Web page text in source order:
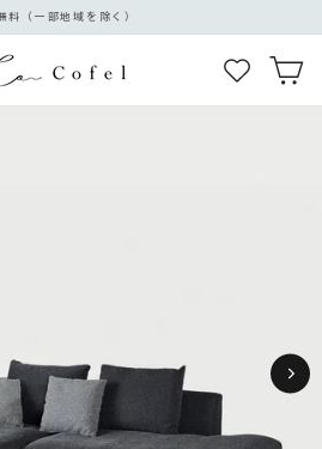
ラ
料（一部地域を除く）